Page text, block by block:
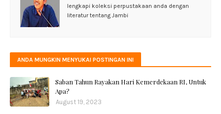
lengkapi koleksi perpustakaan anda dengan
literatur tentang Jambi
ANDA MUNGKIN MENYUKAI POSTINGAN INI
Saban Tahun Rayakan Hari Kemerdekaan RI, Untuk
Apa?
August 19, 2023